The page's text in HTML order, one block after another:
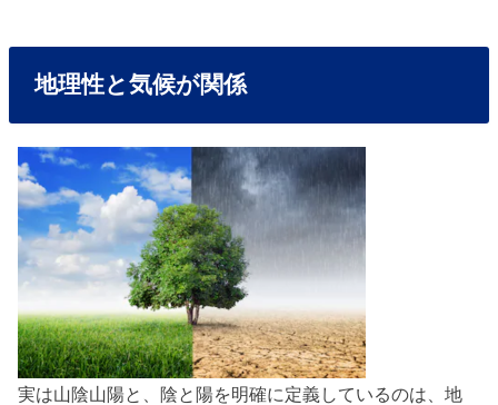
地理性と気候が関係
実は山陰山陽と、陰と陽を明確に定義しているのは、地